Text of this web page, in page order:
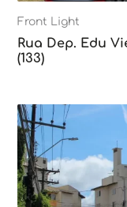
Front Light
Rua Dep. Edu
(133)